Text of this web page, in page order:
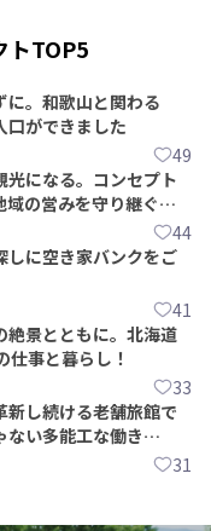
トTOP5
に。和歌山と関わる
口ができました
49
光になる。コンセプト
域の営みを守り継ぐ仲
44
しに空き家バンクをご
41
絶景とともに。北海道
事と暮らし！
33
新し続ける老舗旅館で
ない多能工な働き
ん
31